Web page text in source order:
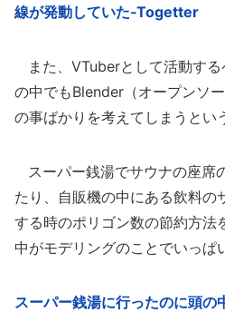
線が発動していた‐Togetter
また、VTuberとして活動す
の中でもBlender（オープンソ
の事ばかりを考えてしまうとい
スーパー銭湯でサウナの座席
たり、自販機の中にある飲料
する時のポリゴン数の節約方法
中がモデリングのことでいっぱ
スーパー銭湯に行ったのに頭の